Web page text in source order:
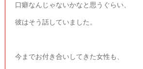
口癖なんじゃないかなと思うぐらい、
彼はそう話していました。
今までお付き合いしてきた女性も、